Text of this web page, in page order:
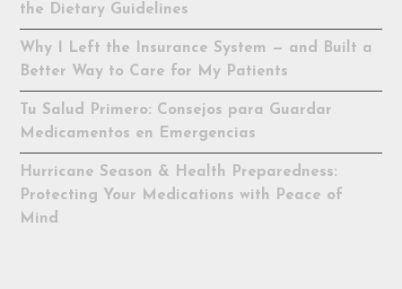
the Dietary Guidelines
Why I Left the Insurance System — and Built a
Better Way to Care for My Patients
Tu Salud Primero: Consejos para Guardar
Medicamentos en Emergencias
Hurricane Season & Health Preparedness:
Protecting Your Medications with Peace of
Mind